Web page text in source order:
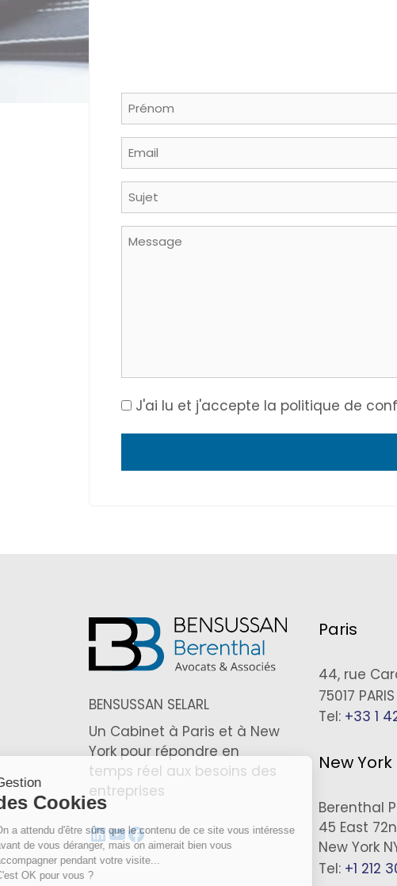
Name
*
Prénom
Email
*
Sujet
Message
Consent
J'ai lu et j'accepte la politique de
BENSUSSAN SELARL
Un Cabinet à Paris et à New
York pour répondre en
temps réel aux besoins des
entreprises
LinkedIn
YouTube
Facebook
Paris
44, rue
75017 PARIS
Tel: +33 1
New York
Berenthal
45 East
New York
Tel: +1 212
Gestion
des Cookies
On a attendu d'être sûrs que le contenu de ce site vous intéresse
avant de vous déranger, mais on aimerait bien vous
accompagner pendant votre visite...
C'est OK pour vous ?